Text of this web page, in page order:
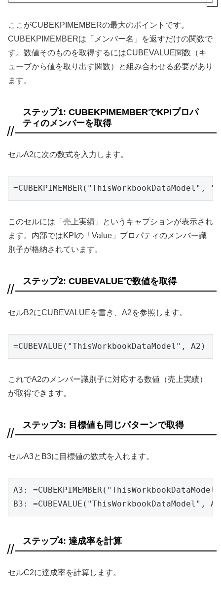
ここがCUBEKPIMEMBERの最大のポイントです。
CUBEKPIMEMBERは「メンバー名」を返すだけの関数で
す。数値そのものを取得するにはCUBEVALUE関数（キ
ューブから値を取り出す関数）と組み合わせる必要があり
ます。
ステップ1: CUBEKPIMEMBERでKPIプロパ
ティのメンバーを取得
セルA2に次の数式を入力します。
=CUBEKPIMEMBER("ThisWorkbookDataModel",
このセルには「売上実績」というキャプションが表示され
ます。内部ではKPIの「Value」プロパティのメンバー識
別子が格納されています。
ステップ2: CUBEVALUEで数値を取得
セルB2にCUBEVALUEを書き、A2を参照します。
=CUBEVALUE("ThisWorkbookDataModel", A2)
これでA2のメンバー識別子に対応する数値（売上実績）
が取得できます。
ステップ3: 目標値も同じパターンで取得
セルA3とB3に目標値の数式を入れます。
A3:
B3: =CUBEVALUE("ThisWorkbookDataModel",
ステップ4: 達成率を計算
セルC2に達成率を計算します。